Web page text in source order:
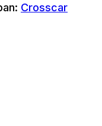
Crosscar